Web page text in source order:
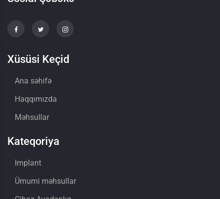
Xüsüsi Keçid
Ana səhifə
Haqqımızda
Məhsullar
Kateqoriya
Implant
Ümumi məhsullar